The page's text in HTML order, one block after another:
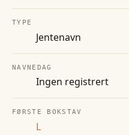
TYPE
Jentenavn
NAVNEDAG
Ingen registrert
FØRSTE BOKSTAV
L